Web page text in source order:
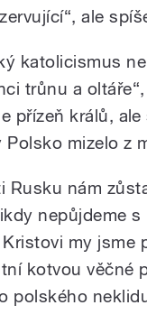
ale
katolicismus
trůnu a
přízeň králů,
mizelo z
Rusku nám
nepůjdeme
my jsme
kotvou věčné
polského